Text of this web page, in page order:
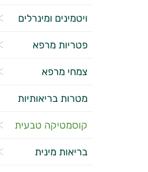
ויטמינים ומינרלים
פטריות מרפא
צמחי מרפא
מטרות בריאותיות
קוסמטיקה טבעית
בריאות מינית